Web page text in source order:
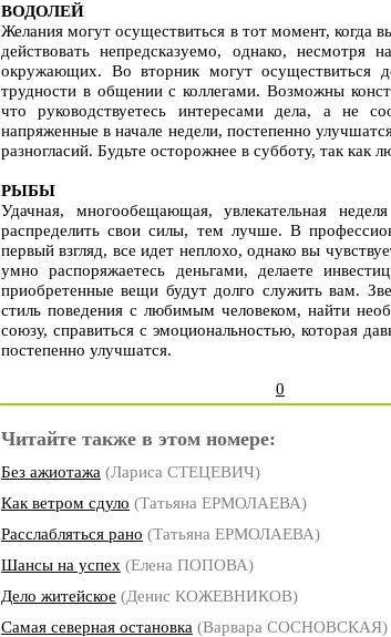
ВОДОЛЕЙ
Желания могут осуществиться в тот момент, когда
действовать непредсказуемо, однако,
окружающих. Во вторник могут осуществиться
трудности в общении с коллегами. Возможны
что руководствуетесь интересами дела, а не
напряженные в начале недели, постепенно
разногласий. Будьте осторожнее в субботу, так как
РЫБЫ
Удачная, многообещающая, увлекательная
распределить свои силы, тем лучше. В
первый взгляд, все идет неплохо, однако вы
умно распоряжаетесь деньгами, делаете
приобретенные вещи будут долго служить вам.
стиль поведения с любимым человеком, найти
союзу, справиться с эмоциональностью, которая
постепенно улучшатся.
0
Читайте также в этом номере:
Без ажиотажа (Лариса СТЕЦЕВИЧ)
Как ветром сдуло (Татьяна ЕРМОЛАЕВА)
Расслабляться рано (Татьяна ЕРМОЛАЕВА)
Шансы на успех (Елена ПОПОВА)
Дело житейское (Денис КОЖЕВНИКОВ)
Самая северная остановка (Варвара СОСНОВСКАЯ)